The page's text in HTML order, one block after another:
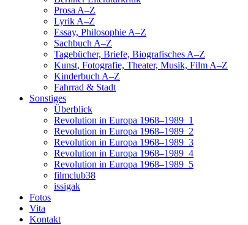
Prosa A–Z
Lyrik A–Z
Essay, Philosophie A–Z
Sachbuch A–Z
Tagebücher, Briefe, Biografisches A–Z
Kunst, Fotografie, Theater, Musik, Film A–Z
Kinderbuch A–Z
Fahrrad & Stadt
Sonstiges
Überblick
Revolution in Europa 1968–1989_1
Revolution in Europa 1968–1989_2
Revolution in Europa 1968–1989_3
Revolution in Europa 1968–1989_4
Revolution in Europa 1968–1989_5
filmclub38
issigak
Fotos
Vita
Kontakt